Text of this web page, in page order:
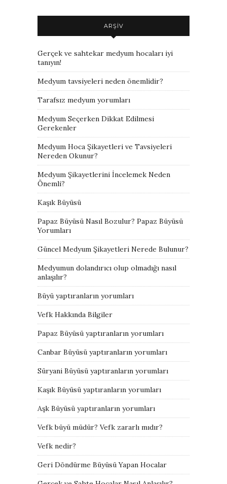
ARŞIV
Gerçek ve sahtekar medyum hocaları iyi
tanıyın!
Medyum tavsiyeleri neden önemlidir?
Tarafsız medyum yorumları
Medyum Seçerken Dikkat Edilmesi
Gerekenler
Medyum Hoca Şikayetleri ve Tavsiyeleri
Nereden Okunur?
Medyum Şikayetlerini İncelemek Neden
Önemli?
Kaşık Büyüsü
Papaz Büyüsü Nasıl Bozulur? Papaz Büyüsü
Yorumları
Güncel Medyum Şikayetleri Nerede Bulunur?
Medyumun dolandırıcı olup olmadığı nasıl
anlaşılır?
Büyü yaptıranların yorumları
Vefk Hakkında Bilgiler
Papaz Büyüsü yaptıranların yorumları
Canbar Büyüsü yaptıranların yorumları
Süryani Büyüsü yaptıranların yorumları
Kaşık Büyüsü yaptıranların yorumları
Aşk Büyüsü yaptıranların yorumları
Vefk büyü müdür? Vefk zararlı mıdır?
Vefk nedir?
Geri Döndürme Büyüsü Yapan Hocalar